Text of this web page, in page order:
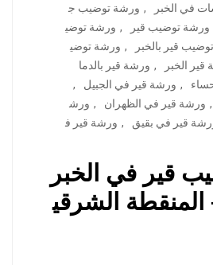
في الخبر
, ورشة توضيب ج
ورشة توضيب قير , ورشة توضي
قير بالخبر , ورشة توضي
الخبر , ورشة قير بالدما
, ورشة قير في الجبيل
,
, ورشة قير في الظهران , ورش
قير في بقيق , ورشة قير ف
قير في الخبر
المنقطة الشرقي